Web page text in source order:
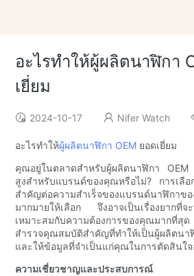
อะไรทำให้ผู้ผลิตนาฬิกา
เยี่ยม
2024-10-17 Nifer Watch
อะไรทำให้ผู้ผลิตนาฬิกา OEM ยอดเยี่ยม
คุณอยู่ในตลาดสำหรับผู้ผลิตนาฬิกา
สูงสำหรับแบรนด์ของคุณหรือไม่? การเลือ
สำคัญต่อความสำเร็จของแบรนด์นาฬิกาข
มากมายให้เลือก จึงอาจเป็นเรื่องยากที่จ
เหมาะสมกับความต้องการของคุณมากที่
สำรวจคุณสมบัติสำคัญที่ทำให้เป็นผู้ผลิตน
และให้ข้อมูลที่จำเป็นแก่คุณในการตัดสินใ
ความเชี่ยวชาญและประสบการณ์